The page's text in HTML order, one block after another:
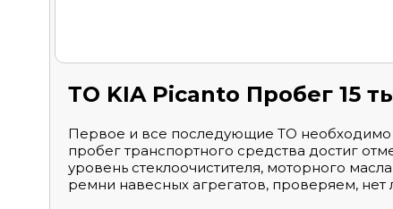
ТО KIA Picanto Пробег 15
Первое и все последующие ТО необходимо
пробег транспортного средства достиг
уровень стеклоочистителя, моторного
ремни навесных агрегатов, проверяем, нет